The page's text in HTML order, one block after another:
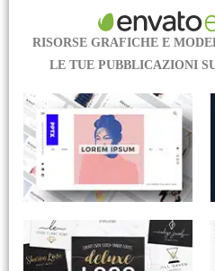
RISORSE GRAFICHE E
LE TUE PUBBLICAZIONI